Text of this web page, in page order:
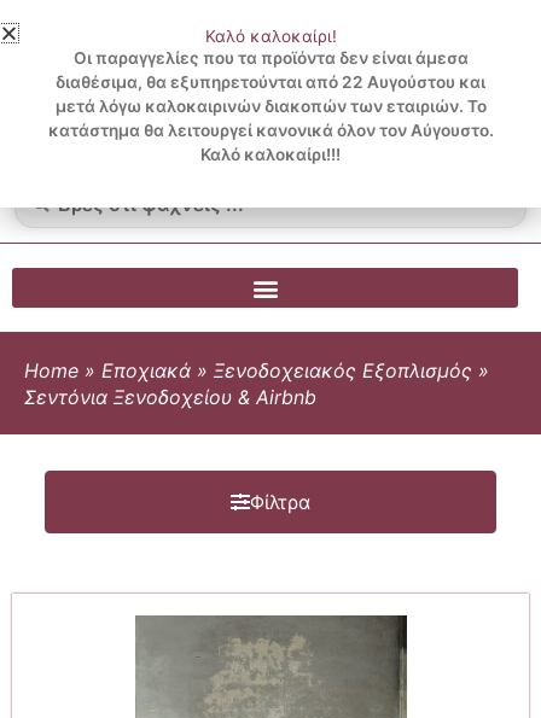
στο
περιεχόμενο
3 ΔΟΣΕΙΣ ΧΩΡΙΣ ΠΙΣΤΩΤΙΚΗ ΜΕ KLARNA
...
Λογαριασμός
Blog
0.00€
0
Cart
Home » Εποχιακά » Ξενοδοχειακός Εξοπλισμός »
Σεντόνια Ξενοδοχείου & Airbnb
Φίλτρα
Καλό καλοκαίρι!
Οι παραγγελίες που τα προϊόντα δεν είναι άμεσα
διαθέσιμα, θα εξυπηρετούνται από 22 Αυγούστου και
μετά λόγω καλοκαιρινών διακοπών των εταιριών. Το
κατάστημα θα λειτουργεί κανονικά όλον τον Αύγουστο.
Καλό καλοκαίρι!!!